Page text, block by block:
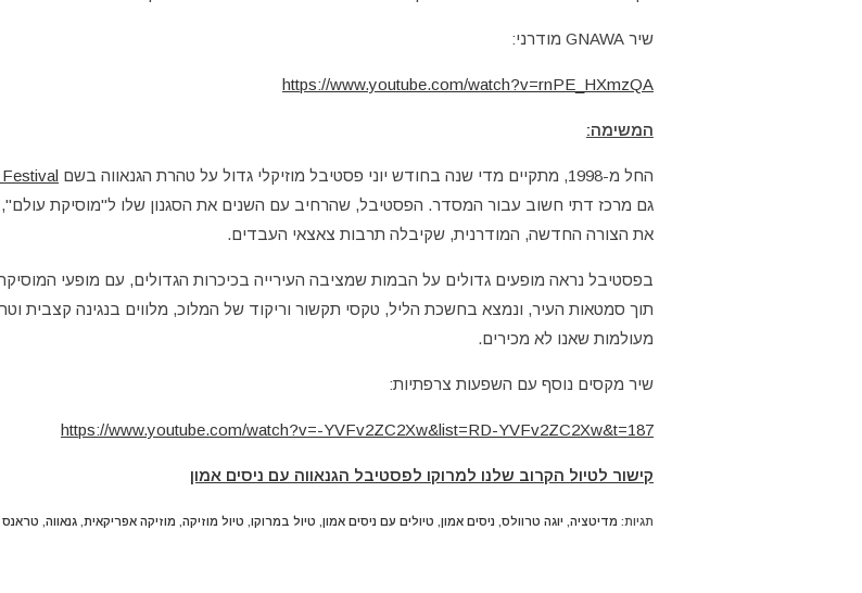
שיר GNAWA מודרני:
https://www.youtube.com/watch?v=rnPE_HXmzQA
המשימה:
החל מ-1998, מתקיים מדי שנה בחודש יוני פסטיבל מוזיקלי גדול על טהרת הגנאווה בשם
גם מרכז דתי חשוב עבור המסדר. הפסטיבל, שהרחיב עם השנים את הסגנון שלו ל"מוסיקת
את הצורה החדשה, המודרנית, שקיבלה תרבות צאצאי העבדים.
בפסטיבל נראה מופעים גדולים על הבמות שמציבה העירייה בכיכרות הגדולים, עם מופעי
תוך סמטאות העיר, ונמצא בחשכת הליל, טקסי תקשור וריקוד של המלוכ, מלווים בנגינה קצבית
מעולמות שאנו לא מכירים.
שיר מקסים נוסף עם השפעות צרפתיות:
https://www.youtube.com/watch?v=-YVFv2ZC2Xw&list=RD-YVFv2ZC2Xw&t=187
קישור לטיול הקרוב שלנו למרוקו לפסטיבל הגנאווה עם ניסים אמון
תגיות: מדיטציה יוגה טרוולס ניסים אמון טיולים עם ניסים אמון טיול במרוקו טיול מוזיקה מוזיקה אפריקאית גנאווה טראנס